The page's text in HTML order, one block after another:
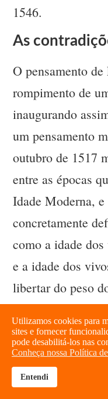
1546.
As
O pensamento
rompimento de
inaugurando
um pensamento
outubro de 1517
entre as épocas
Idade Moderna,
concretamente
como a idade
e a idade dos
libertar do peso
Cardini,
Scienze Umane -
pensamento
pelo Instituto
brightness_high
Utilizamos cookies para
sites e fornecer
pode desabilitá-los nas
Conheça nossa Política
Entendi